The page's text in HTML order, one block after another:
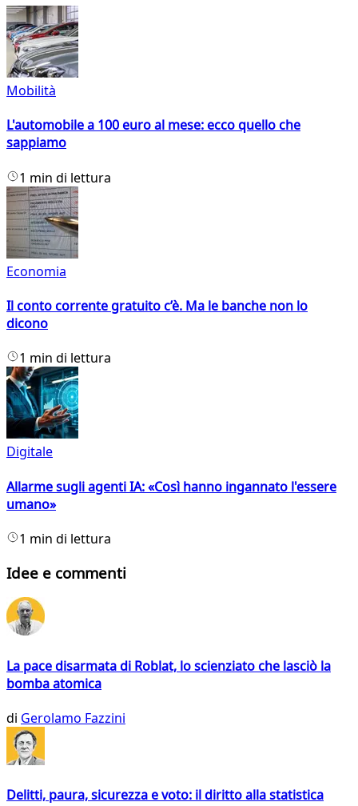
Mobilità
L'automobile a 100 euro al mese: ecco quello che
sappiamo
1 min di lettura
Economia
Il conto corrente gratuito c’è. Ma le banche non lo
dicono
1 min di lettura
Digitale
Allarme sugli agenti IA: «Così hanno ingannato l'essere
umano»
1 min di lettura
Idee e commenti
La pace disarmata di Roblat, lo scienziato che lasciò la
bomba atomica
di Gerolamo Fazzini
Delitti, paura, sicurezza e voto: il diritto alla statistica